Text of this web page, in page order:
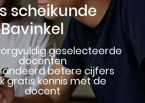
scheikunde
Bavinkel
geselecteerde
docenten
betere cijfers
gratis kennis met de
docent